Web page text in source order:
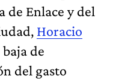
de Enlace y del
Horacio
de
del gasto